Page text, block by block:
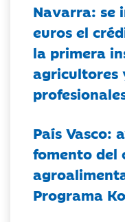
Navarra: se
euros el
la primera
agricultores
País Vasco:
fomento del
Programa